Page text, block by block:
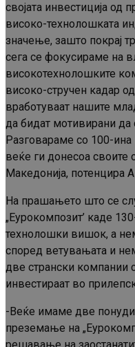
својата инвестиција од
високо-технолошката
значење, зашто покрај
сега се фокусираме на
високотехнолошките
високо-стручен кадар
вработуваат нашите
да бидат мотивирани да
Разговараме со 100-
веќе ги донесоа своите
Македонија, потенцира
На прашањето што се
„Еурокомпозит’ каде
технолошки вишок, а
според ветувањата и
две странски компании
инвестираат во
-Веќе имаме две понуди
преземање на